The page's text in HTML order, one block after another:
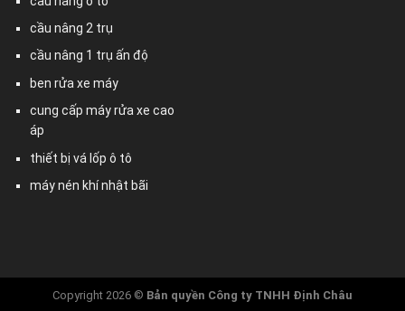
cầu nâng 2 trụ
cầu nâng 1 trụ ấn độ
ben rửa xe máy
cung cấp máy rửa xe cao
áp
thiết bị vá lốp ô tô
máy nén khí nhật bãi
Copyright 2026 © Bản quyền Công ty TNHH Định Châu